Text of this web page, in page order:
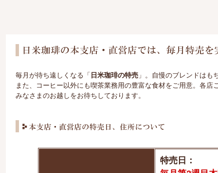
毎月が待ち遠しくなる「 日米珈琲の特売 」。自慢のブレンドはも
また、コーヒー以外にも喫茶業務用の豊富な食材をご用意。各店
みなさまのお越しをお待ちしております。
特売日：